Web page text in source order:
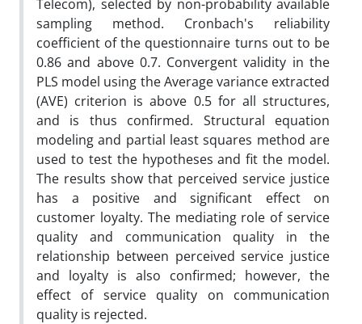
Telecom), selected by non-probability available
sampling method. Cronbach's reliability
coefficient of the questionnaire turns out to be
0.86 and above 0.7. Convergent validity in the
PLS model using the Average variance extracted
(AVE) criterion is above 0.5 for all structures,
and is thus confirmed. Structural equation
modeling and partial least squares method are
used to test the hypotheses and fit the model.
The results show that perceived service justice
has a positive and significant effect on
customer loyalty. The mediating role of service
quality and communication quality in the
relationship between perceived service justice
and loyalty is also confirmed; however, the
effect of service quality on communication
quality is rejected.